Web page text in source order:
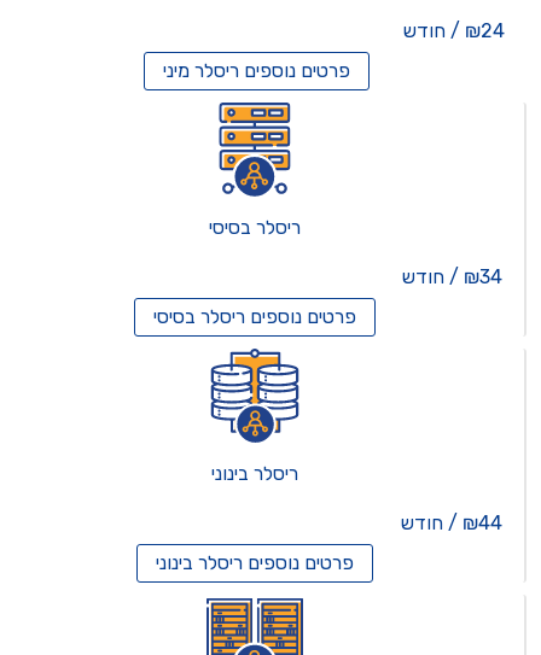
₪24 / חודש
פרטים נוספיםריסלר מיני
ריסלר בסיסי
₪34 / חודש
פרטים נוספיםריסלר בסיסי
ריסלר בינוני
₪44 / חודש
פרטים נוספיםריסלר בינוני